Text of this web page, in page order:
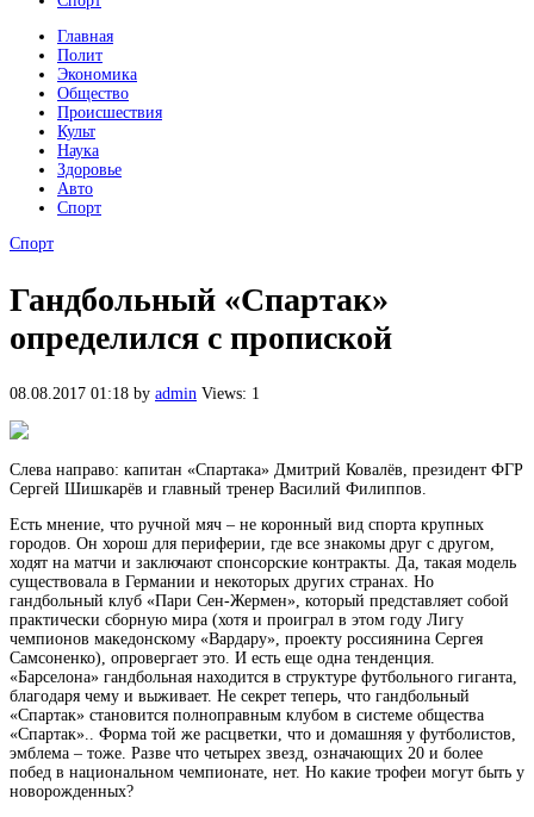
Главная
Полит
Экономика
Общество
Происшествия
Культ
Наука
Здоровье
Авто
Спорт
Спорт
Гандбольный «Спартак»
определился с пропиской
08.08.2017 01:18 by admin Views: 1
Слева направо: капитан «Спартака» Дмитрий Ковалёв, президент ФГР
Сергей Шишкарёв и главный тренер Василий Филиппов.
Есть мнение, что ручной мяч – не коронный вид спорта крупных
городов. Он хорош для периферии, где все знакомы друг с другом,
ходят на матчи и заключают спонсорские контракты. Да, такая модель
существовала в Германии и некоторых других странах. Но
гандбольный клуб «Пари Сен-Жермен», который представляет собой
практически сборную мира (хотя и проиграл в этом году Лигу
чемпионов македонскому «Вардару», проекту россиянина Сергея
Самсоненко), опровергает это. И есть еще одна тенденция.
«Барселона» гандбольная находится в структуре футбольного гиганта,
благодаря чему и выживает. Не секрет теперь, что гандбольный
«Спартак» становится полноправным клубом в системе общества
«Спартак».. Форма той же расцветки, что и домашняя у футболистов,
эмблема – тоже. Разве что четырех звезд, означающих 20 и более
побед в национальном чемпионате, нет. Но какие трофеи могут быть у
новорожденных?